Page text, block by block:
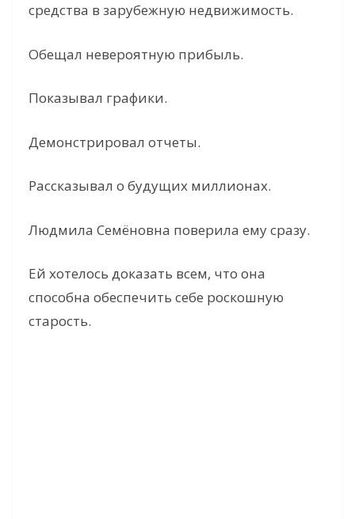
средства в зарубежную недвижимость.
Обещал невероятную прибыль.
Показывал графики.
Демонстрировал отчеты.
Рассказывал о будущих миллионах.
Людмила Семёновна поверила ему сразу.
Ей хотелось доказать всем, что она
способна обеспечить себе роскошную
старость.